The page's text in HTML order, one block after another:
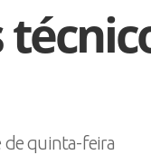
de quinta-feira